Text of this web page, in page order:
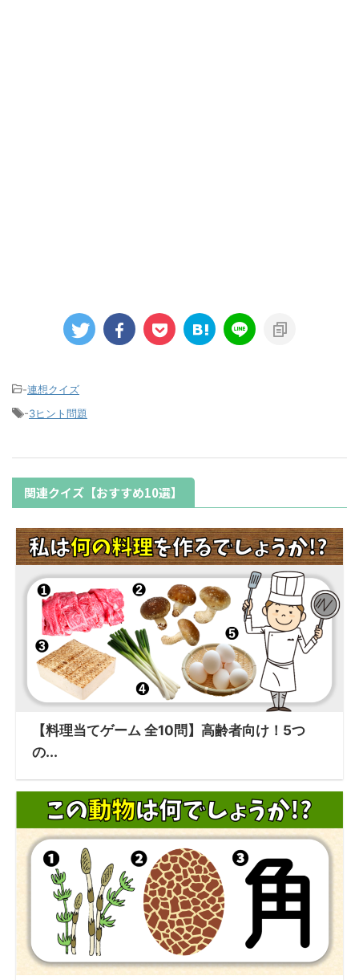
-連想クイズ
-3ヒント問題
関連クイズ【おすすめ10選】
【料理当てゲーム 全10問】高齢者向け！5つ
の...